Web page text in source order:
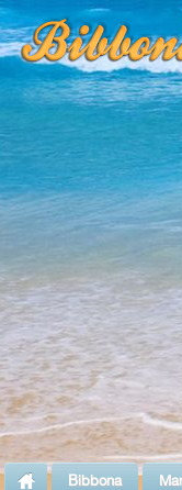
Bibbona